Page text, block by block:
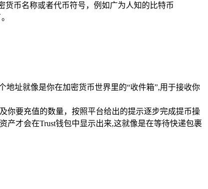
货币名称或者代币符号，例如广为人知的比特币
地址就像是你在加密货币世界里的“收件箱”,用于接收你
你要充值的数量，按照平台给出的提示逐步完成提币操
才会在Trust钱包中显示出来,这就像是在等待快递包裹